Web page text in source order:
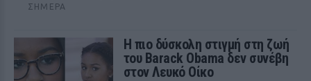
ΣΉΜΕΡΑ
Η πιο δύσκολη στιγμή στη ζωή
του Barack Obama δεν συνέβη
στον Λευκό Οίκο